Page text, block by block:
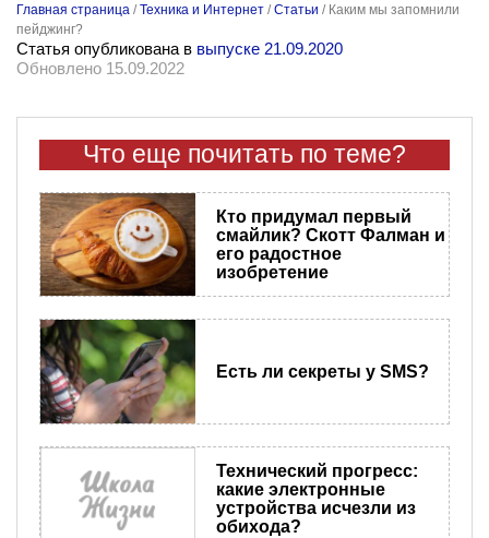
Главная страница /Техника и Интернет /Статьи / Каким мы запомнили
пейджинг?
Статья опубликована в выпуске 21.09.2020
Обновлено 15.09.2022
Что еще почитать по теме?
Кто придумал первый
смайлик? Скотт Фалман и
его радостное
изобретение
Есть ли секреты у SMS?
Технический прогресс:
какие электронные
устройства исчезли из
обихода?